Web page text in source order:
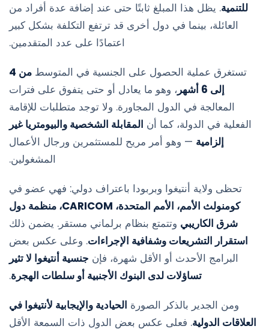
للتنمية. يظل هذا المبلغ ثابتًا حتى عند إضافة عدة أفراد من
العائلة، بينما في دول أخرى قد ترتفع التكلفة بشكل كبير
اعتمادًا على عدد المتقدمين.
تستغرق عملية الحصول على الجنسية في المتوسط
من 4
إلى 6 أشهر
، وهو ما يعادل أو حتى يتفوق على فترات
المعالجة في الدول المجاورة. ولا توجد متطلبات للإقامة
الفعلية في الدولة، كما أن المقابلة الشخصية والبيومتريا غير
إلزامية — وهو أمر مريح للمستثمرين ورجال الأعمال
المشغولين.
تحظى ولاية أنتيغوا وبربودا باعتراف دولي: فهي عضو في
كومنولث الأمم، الأمم المتحدة، CARICOM، منظمة دول
شرق الكاريبي وتتمتع بنظام برلماني مستقر. يضمن ذلك
استقرار التشريعات وشفافية الإجراءات. وعلى عكس بعض
البرامج الأحدث أو الأقل شهرة، فإن جنسية أنتيغوا لا تثير
تساؤلات لدى البنوك الأجنبية أو سلطات الهجرة.
ومن الجدير بالذكر الصورة الحيادية والإيجابية لأنتيغوا في
العلاقات الدولية. فعلى عكس بعض الدول ذات السمعة الأقل